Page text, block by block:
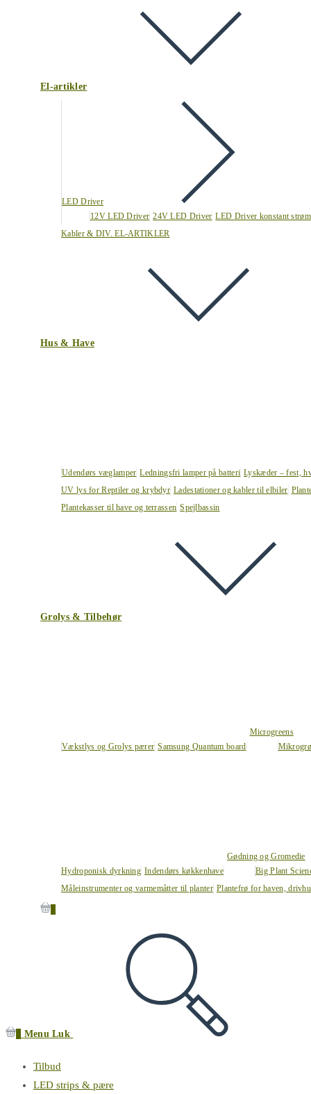
El-artikler
LED Driver
12V LED Driver 24V LED Driver LED Driver konstant strøm
Kabler & DIV. EL-ARTIKLER
Hus & Have
Udendørs væglamper Ledningsfri lamper på batteri Lyskæder – fest,
UV lys for Reptiler og krybdyr Ladestationer og kabler til elbiler
Plantekasser til have og terrassen Spejlbassin
Grolys & Tilbehør
Vækstlys og Grolys pærer Samsung Quantum board
Microgreens
Hydroponisk dyrkning Indendørs køkkenhave
Gødning og Gromedie
Big Plant
Måleinstrumenter og varmemåtter til planter Plantefrø for haven,
Menu Luk
Tilbud
LED strips & pære